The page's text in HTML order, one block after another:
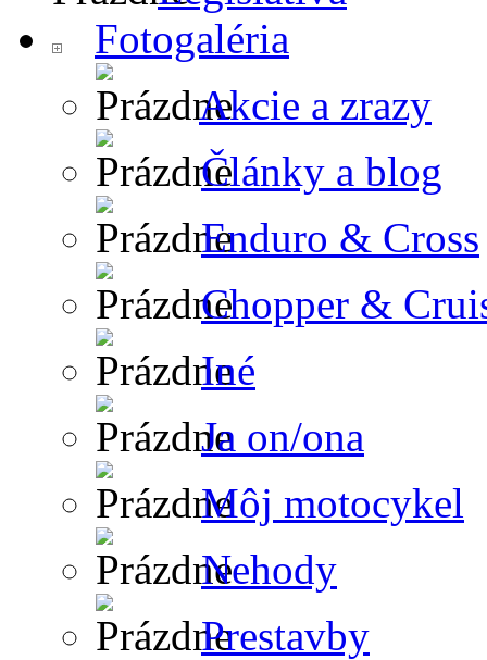
Fotogaléria
Akcie a zrazy
Články a blog
Enduro & Cross
Chopper &
Iné
Ja on/ona
Môj motocykel
Nehody
Prestavby